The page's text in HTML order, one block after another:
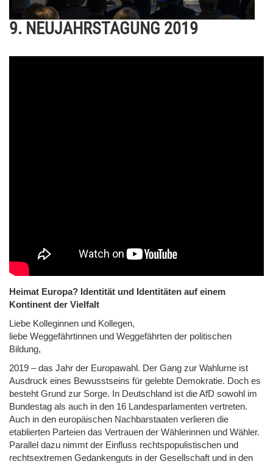
9. NEUJAHRSTAGUNG 2019
Heimat Europa? Identität und Identitäten auf einem
Kontinent der Vielfalt
Liebe Kolleginnen und Kollegen,
liebe Weggefährtinnen und Weggefährten der politischen
Bildung,
2019 – das Jahr der Europawahl. Der Gang zur Wahlurne ist
Ausdruck eines Bewusstseins für gelebte Demokratie. Doch es
besteht Grund zur Sorge. In Deutschland ist die AfD sowohl im
Bundestag als auch in den 16 Landesparlamenten vertreten.
Auch in den europäischen Nachbarstaaten verlieren die
etablierten Parteien das Vertrauen der Wählerinnen und Wähler.
Parallel dazu nimmt der Einfluss rechtspopulistischen und
rechtsextremen Gedankenguts in der Gesellschaft und in den